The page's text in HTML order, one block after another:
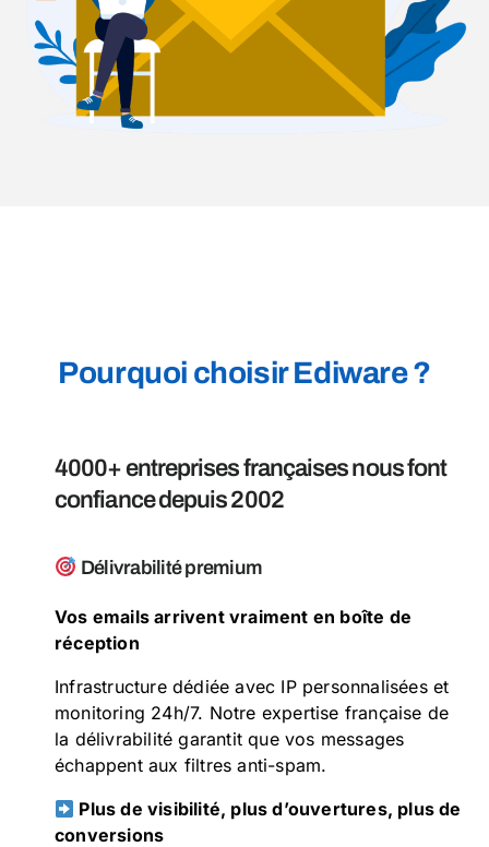
Pourquoi choisir Ediware ?
4000+ entreprises françaises nous font
confiance depuis 2002
Délivrabilité premium
Vos emails arrivent vraiment en boîte de
réception
Infrastructure dédiée avec IP personnalisées et
monitoring 24h/7. Notre expertise française de
la délivrabilité garantit que vos messages
échappent aux filtres anti-spam.
Plus de visibilité, plus d’ouvertures, plus de
conversions